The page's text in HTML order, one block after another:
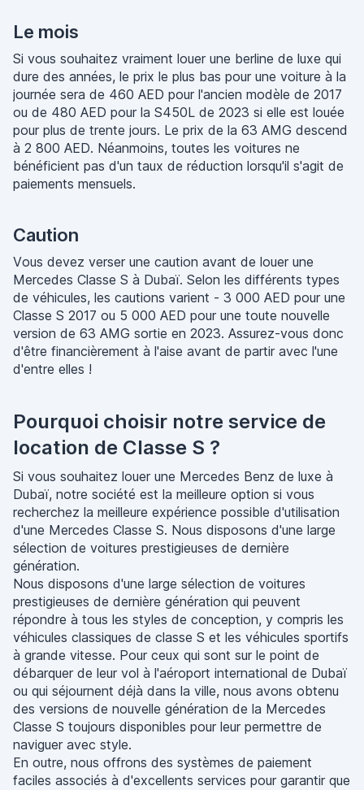
Le mois
Si vous souhaitez vraiment louer une berline de luxe qui
dure des années, le prix le plus bas pour une voiture à la
journée sera de 460 AED pour l'ancien modèle de 2017
ou de 480 AED pour la S450L de 2023 si elle est louée
pour plus de trente jours. Le prix de la 63 AMG descend
à 2 800 AED. Néanmoins, toutes les voitures ne
bénéficient pas d'un taux de réduction lorsqu'il s'agit de
paiements mensuels.
Caution
Vous devez verser une caution avant de louer une
Mercedes Classe S à Dubaï. Selon les différents types
de véhicules, les cautions varient - 3 000 AED pour une
Classe S 2017 ou 5 000 AED pour une toute nouvelle
version de 63 AMG sortie en 2023. Assurez-vous donc
d'être financièrement à l'aise avant de partir avec l'une
d'entre elles !
Pourquoi choisir notre service de
location de Classe S ?
Si vous souhaitez louer une Mercedes Benz de luxe à
Dubaï, notre société est la meilleure option si vous
recherchez la meilleure expérience possible d'utilisation
d'une Mercedes Classe S. Nous disposons d'une large
sélection de voitures prestigieuses de dernière
génération.
Nous disposons d'une large sélection de voitures
prestigieuses de dernière génération qui peuvent
répondre à tous les styles de conception, y compris les
véhicules classiques de classe S et les véhicules sportifs
à grande vitesse. Pour ceux qui sont sur le point de
débarquer de leur vol à l'aéroport international de Dubaï
ou qui séjournent déjà dans la ville, nous avons obtenu
des versions de nouvelle génération de la Mercedes
Classe S toujours disponibles pour leur permettre de
naviguer avec style.
En outre, nous offrons des systèmes de paiement
faciles associés à d'excellents services pour garantir que